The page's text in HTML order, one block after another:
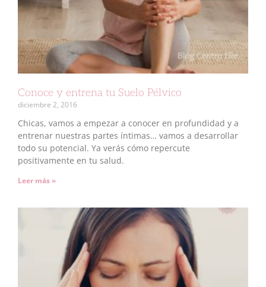
Conoce y entrena tu Suelo Pélvico
diciembre 2, 2016
Chicas, vamos a empezar a conocer en profundidad y a
entrenar nuestras partes íntimas… vamos a desarrollar
todo su potencial. Ya verás cómo repercute
positivamente en tu salud.
Leer más »